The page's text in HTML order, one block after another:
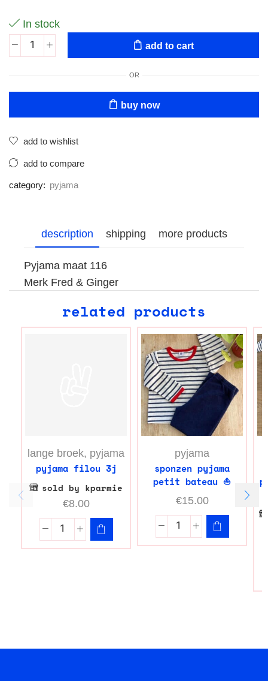
In stock
add to cart
OR
buy now
add to wishlist
add to compare
category: pyjama
description shipping more products
Pyjama maat 116
Merk Fred & Ginger
related products
lange broek, pyjama
pyjama filou 3j
sold by kparmie
€8.00
pyjama
sponzen pyjama
petit bateau ⛵️
€15.00